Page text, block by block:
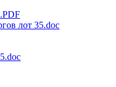
лот 35.doc